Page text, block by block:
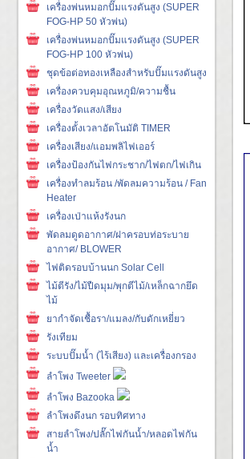
เครื่องพ่นหมอกปั๊มแรงดันสูง (SUPER
FOG-HP 50 หัวพ่น)
เครื่องพ่นหมอกปั๊มแรงดันสูง (SUPER
FOG-HP 100 หัวพ่น)
ชุดข้อต่อทองเหลืองสำหรับปั๊มแรงดันสูง
เครื่องควบคุมอุณหภูมิ/ความชื้น
เครื่องวัดแสง/เสียง
เครื่องตั้งเวลาอัตโนมัติ TIMER
เครื่องเสียง/แอมพลิไฟเออร์
เครื่องป้องกันไฟกระชาก/ไฟตก/ไฟเกิน
เครื่องทำลมร้อน /พัดลมความร้อน / Fan
Heater
เครื่องเป่าแห้งรังนก
พัดลมดูดอากาศ/ฝาครอบท่อระบาย
อากาศ/ BLOWER
ไฟติดรอบบ้านนก Solar Cell
ไม้ตีรัง/ไม้ปืดมุม/พุกตีไม้/เหล็กฉากยึด
ไม้
ยากำจัดเชื้อรา/แมลง/กับดักเหยี่ยว
รังเทียม
ระบบปั๊มน้ำ (ไร้เสียง) และเครื่องกรอง
ลำโพง Tweeter
ลำโพง Bazooka
ลำโพงดึงนก รอบทิศทาง
สายลำโพง/ปลั๊กไฟกันน้ำ/หลอดไฟกัน
น้ำ